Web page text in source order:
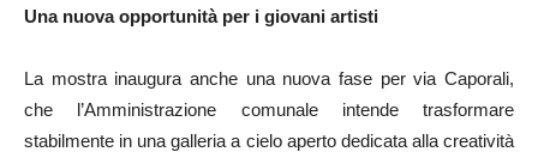
Una nuova opportunità per i giovani artisti
La mostra inaugura anche una nuova fase per via Caporali,
che l’Amministrazione comunale intende trasformare
stabilmente in una galleria a cielo aperto dedicata alla creatività